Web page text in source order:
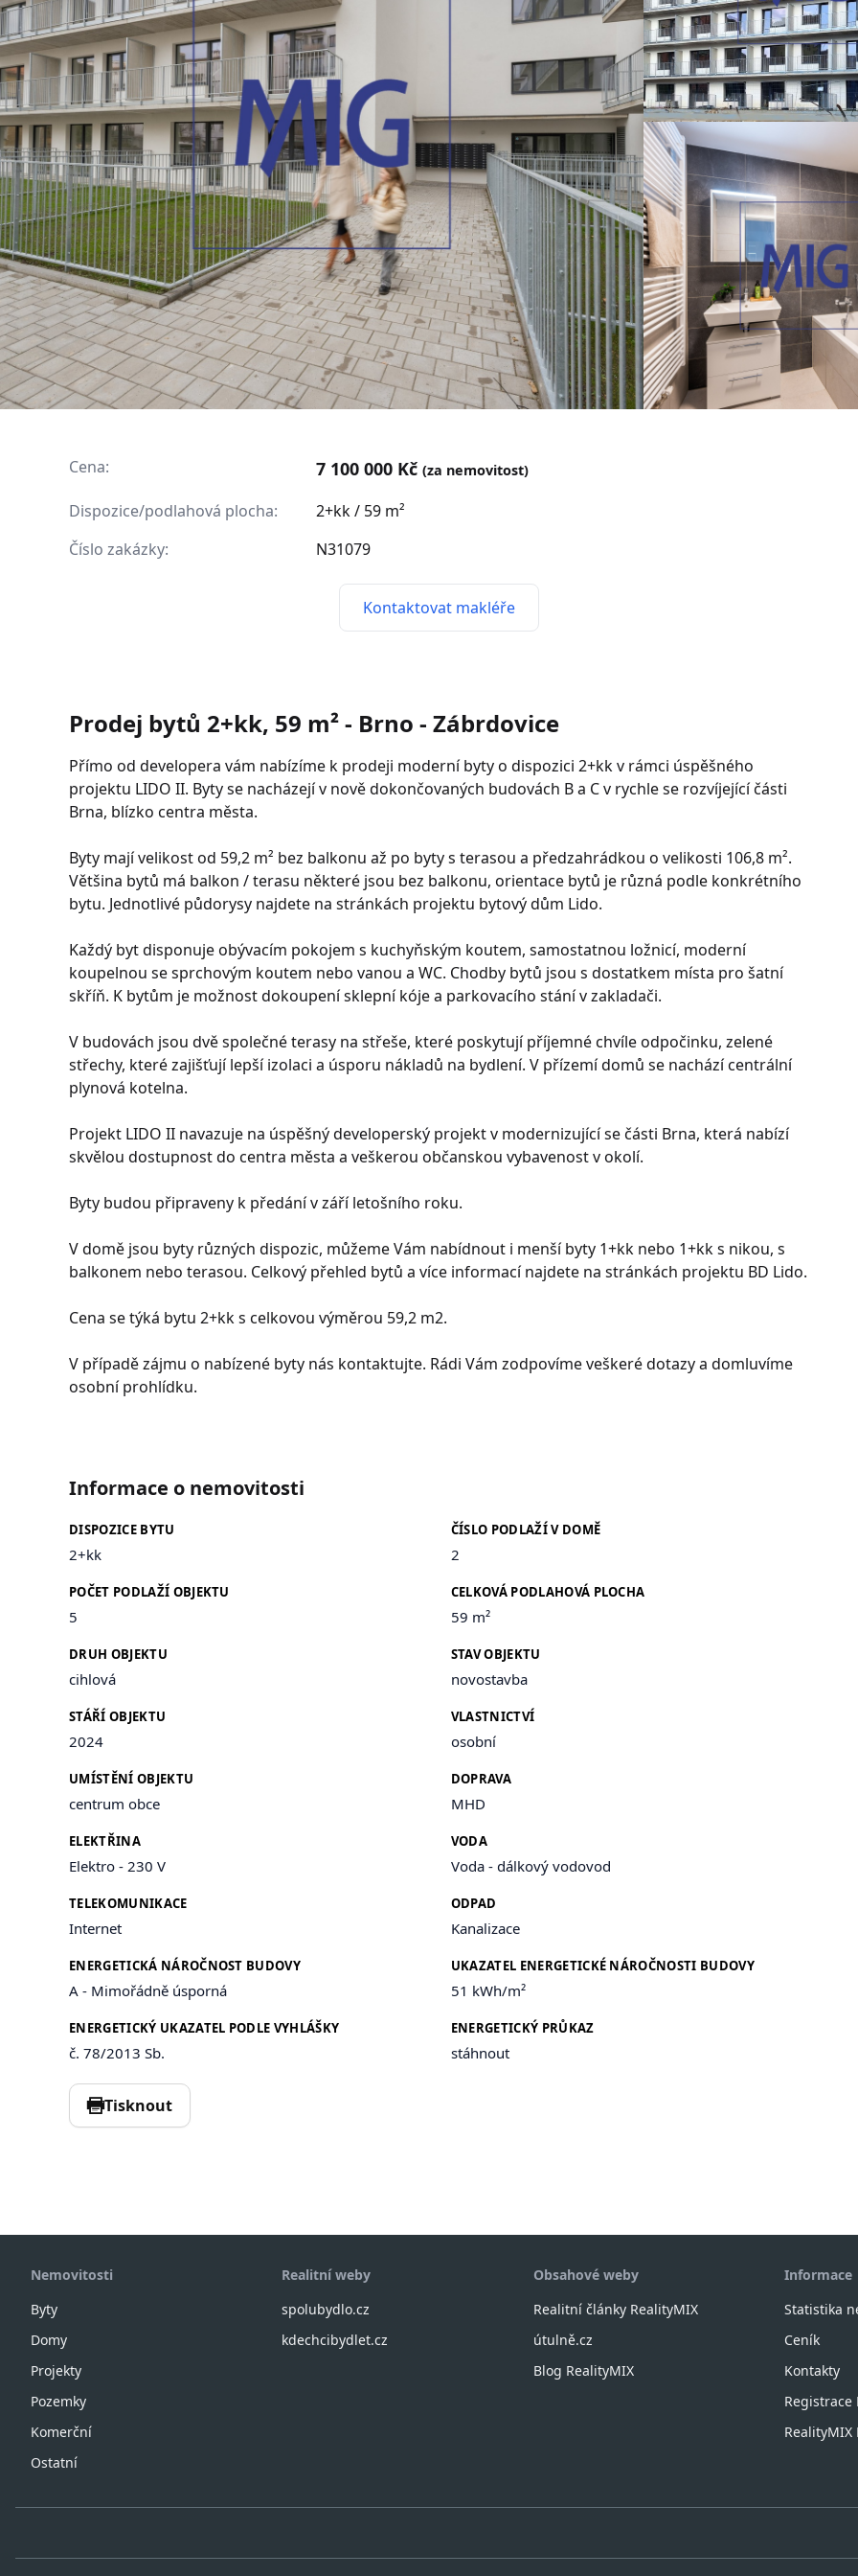
Cena: 7 100 000 Kč (za nemovitost)
Dispozice/podlahová plocha:
2+kk / 59 m²
Číslo zakázky:
N31079
Kontaktovat makléře
Prodej bytů 2+kk, 59 m² - Brno - Zábrdovice
Přímo od developera vám nabízíme k prodeji moderní byty o dispozici 2+kk v rámci úspěšného
projektu LIDO II. Byty se nacházejí v nově dokončovaných budovách B a C v rychle se rozvíjející části
Brna, blízko centra města.
Byty mají velikost od 59,2 m² bez balkonu až po byty s terasou a předzahrádkou o velikosti 106,8 m².
Většina bytů má balkon / terasu některé jsou bez balkonu, orientace bytů je různá podle konkrétního
bytu. Jednotlivé půdorysy najdete na stránkách projektu bytový dům Lido.
Každý byt disponuje obývacím pokojem s kuchyňským koutem, samostatnou ložnicí, moderní
koupelnou se sprchovým koutem nebo vanou a WC. Chodby bytů jsou s dostatkem místa pro šatní
skříň. K bytům je možnost dokoupení sklepní kóje a parkovacího stání v zakladači.
V budovách jsou dvě společné terasy na střeše, které poskytují příjemné chvíle odpočinku, zelené
střechy, které zajišťují lepší izolaci a úsporu nákladů na bydlení. V přízemí domů se nachází centrální
plynová kotelna.
Projekt LIDO II navazuje na úspěšný developerský projekt v modernizující se části Brna, která nabízí
skvělou dostupnost do centra města a veškerou občanskou vybavenost v okolí.
Byty budou připraveny k předání v září letošního roku.
V domě jsou byty různých dispozic, můžeme Vám nabídnout i menší byty 1+kk nebo 1+kk s nikou, s
balkonem nebo terasou. Celkový přehled bytů a více informací najdete na stránkách projektu BD Lido.
Cena se týká bytu 2+kk s celkovou výměrou 59,2 m2.
V případě zájmu o nabízené byty nás kontaktujte. Rádi Vám zodpovíme veškeré dotazy a domluvíme
osobní prohlídku.
Informace o nemovitosti
DISPOZICE BYTU
2+kk
ČÍSLO PODLAŽÍ V DOMĚ
2
POČET PODLAŽÍ OBJEKTU
5
CELKOVÁ PODLAHOVÁ PLOCHA
59 m²
DRUH OBJEKTU
cihlová
STAV OBJEKTU
novostavba
STÁŘÍ OBJEKTU
2024
VLASTNICTVÍ
osobní
UMÍSTĚNÍ OBJEKTU
centrum obce
DOPRAVA
MHD
ELEKTŘINA
Elektro - 230 V
VODA
Voda - dálkový vodovod
TELEKOMUNIKACE
Internet
ODPAD
Kanalizace
ENERGETICKÁ NÁROČNOST BUDOVY
A - Mimořádně úsporná
UKAZATEL ENERGETICKÉ NÁROČNOSTI BUDOVY
51 kWh/m²
ENERGETICKÝ UKAZATEL PODLE VYHLÁŠKY
č. 78/2013 Sb.
ENERGETICKÝ PRŮKAZ
stáhnout
Tisknout
Nemovitosti
Byty
Domy
Projekty
Pozemky
Komerční
Ostatní
Realitní weby
spolubydlo.cz
kdechcibydlet.cz
Obsahové weby
Realitní články RealityMIX
útulně.cz
Blog RealityMIX
Informace
Statistika
Ceník
Kontakty
Registrace
RealityMIX